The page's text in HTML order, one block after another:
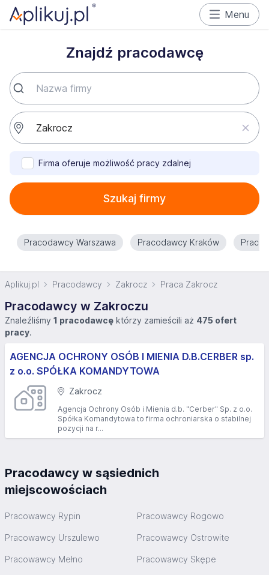
Menu
Znajdź pracodawcę
Firma oferuje możliwość pracy zdalnej
Szukaj firmy
Pracodawcy Warszawa Pracodawcy Kraków
Aplikuj.pl Pracodawcy Zakrocz Praca Zakrocz
Pracodawcy w Zakroczu
Znaleźliśmy 1 pracodawcę którzy zamieścili aż 475 ofert
pracy.
AGENCJA OCHRONY OSÓB I MIENIA D.B.CERBER sp.
z o.o. SPÓŁKA KOMANDYTOWA
Zakrocz
Agencja Ochrony Osób i Mienia d.b. "Cerber" Sp. z o.o.
Spółka Komandytowa to firma ochroniarska o stabilnej
pozycji na r...
Pracodawcy w sąsiednich
miejscowościach
Pracowawcy Rypin Pracowawcy Rogowo
Pracowawcy Urszulewo Pracowawcy Ostrowite
Pracowawcy Mełno Pracowawcy Skępe